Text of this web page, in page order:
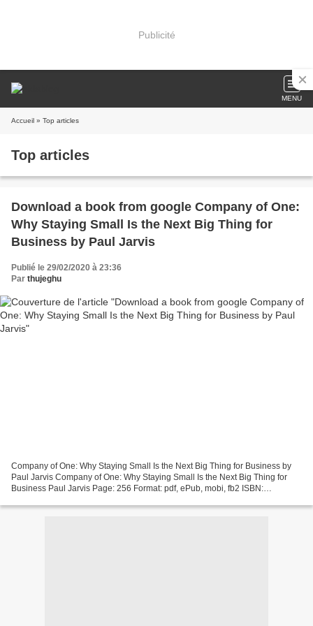
Publicité
MENU
Accueil » Top articles
Top articles
Download a book from google Company of One:
Why Staying Small Is the Next Big Thing for
Business by Paul Jarvis
Publié le 29/02/2020 à 23:36
Par thujeghu
Company of One: Why Staying Small Is the Next Big Thing for Business by
Paul Jarvis Company of One: Why Staying Small Is the Next Big Thing for
Business Paul Jarvis Page: 256 Format: pdf, ePub, mobi, fb2 ISBN: